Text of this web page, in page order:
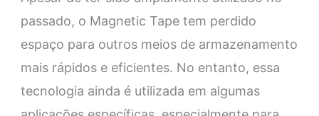
passado, o Magnetic Tape tem perdido
espaço para outros meios de armazenamento
mais rápidos e eficientes. No entanto, essa
tecnologia ainda é utilizada em algumas